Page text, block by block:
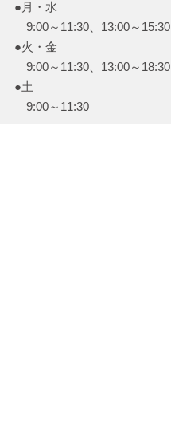
●月・水
9:00～11:30、13:00～15:30
●火・金
9:00～11:30、13:00～18:30
●土
9:00～11:30